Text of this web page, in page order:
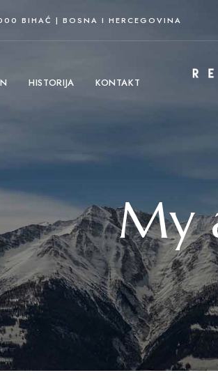
BIHAĆ | BOSNA I HERCEGOVINA
HISTORIJA KONTAKT
My